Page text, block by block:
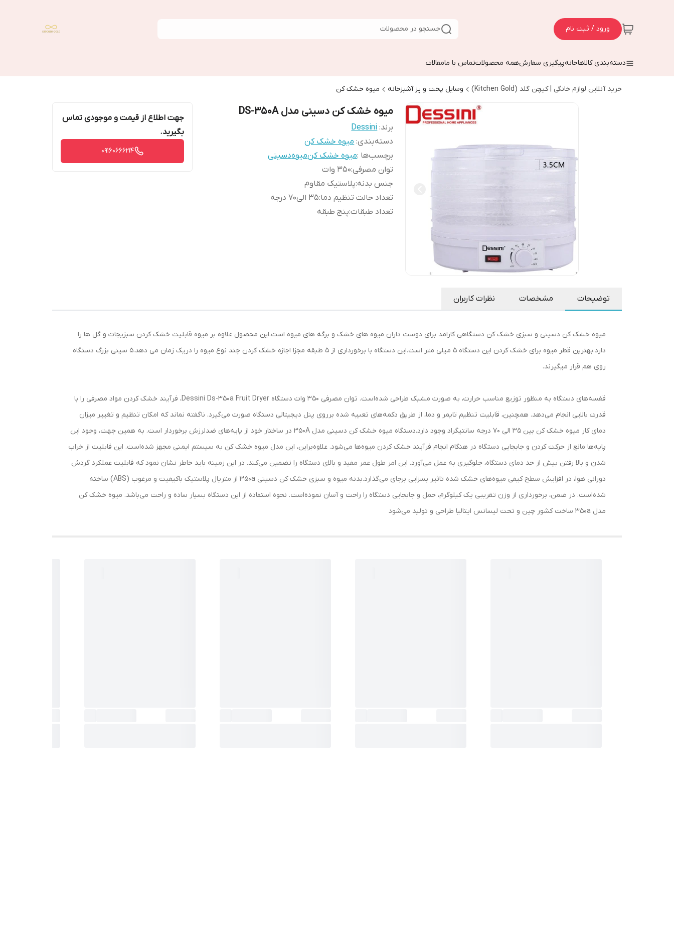
ورود / ثبت نام جستجو در محصولات
دسته‌بندی کالاهاخانهپیگیری سفارشهمه محصولاتتماس با مامقالات
خرید آنلاین لوازم خانگی | کیچن گلد (Kitchen Gold) وسایل پخت و پز آشپزخانه میوه خشک کن
میوه خشک کن دسینی مدل DS-350A
برند: Dessini
دسته‌بندی:میوه خشک کن
برچسب‌ها :میوه خشک کنمیوهدسینی
توان مصرفی:350 وات
جنس بدنه:پلاستیک مقاوم
تعداد حالت تنظیم دما:35 الی70 درجه
تعداد طبقات:پنج طبقه
جهت اطلاع از قیمت و موجودی تماس
بگیرید.
09160666214
توضیحات مشخصات نظرات کاربران
میوه خشک کن دسینی و سبزی خشک کن دستگاهی کارامد برای دوست داران میوه های خشک و برگه های میوه است.این محصول علاوه بر میوه قابلیت خشک کردن سبزیجات و گل ها را
دارد.بهترین قطر میوه برای خشک کردن این دستگاه ۵ میلی متر است.این دستگاه با برخورداری از ۵ طبقه مجزا اجازه خشک کردن چند نوع میوه را دریک زمان می دهد.۵ سینی بزرگ دستگاه
روی هم قرار میگیرند.
قفسه‌های دستگاه به منظور توزیع مناسب حرارت، به صورت مشبک طراحی شده‌است. توان مصرفی 3۵۰ وات دستگاه Dessini Ds-350a Fruit Dryer، فرآیند خشک کردن مواد مصرفی را با
قدرت بالایی انجام می‌دهد. همچنین، قابلیت تنظیم تایمر و دما، از طریق دکمه‌های تعبیه شده برروی پنل دیجیتالی دستگاه صورت می‌گیرد. ناگفته نماند که امکان تنظیم و تغییر میزان
دمای کار میوه خشک کن بین ۳۵ الی ۷۰ درجه سانتیگراد وجود دارد.دستگاه میوه خشک کن دسینی مدل 350A در ساختار خود از پایه‌های ضدلرزش برخوردار است. به همین جهت، وجود این
پایه‌ها مانع از حرکت کردن و جابجایی دستگاه در هنگام انجام فرآیند خشک کردن میوه‌ها می‌شود. علاوه‌براین، این مدل میوه خشک کن به سیستم ایمنی مجهز شده‌است. این قابلیت از خراب
شدن و بالا رفتن بیش از حد دمای دستگاه، جلوگیری به عمل می‌آورد. این امر طول عمر مفید و بالای دستگاه را تضمین می‌کند. در این زمینه باید خاطر نشان نمود که قابلیت عملکرد گردش
دورانی هوا، در افزایش سطح کیفی میوه‌های خشک شده تاثیر بسزایی برجای می‌گذارد.بدنه میوه و سبزی خشک کن دسینی 350a از متریال پلاستیک باکیفیت و مرغوب (ABS) ساخته
شده‌است. در ضمن، برخورداری از وزن تقریبی یک کیلوگرم، حمل و جابجایی دستگاه را راحت و آسان نموده‌است. نحوه استفاده از این دستگاه بسیار ساده و راحت می‌باشد. میوه خشک کن
مدل 350a ساخت کشور چین و تحت لیسانس ایتالیا طراحی و تولید می‌شود